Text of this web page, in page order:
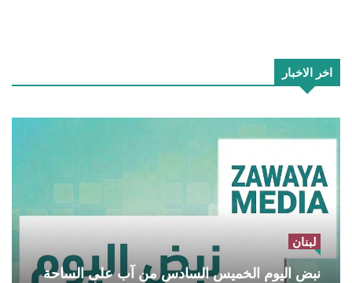
اخر الاخبار
لبنان
نبض اليوم الخميس السادس من آب على الساحة